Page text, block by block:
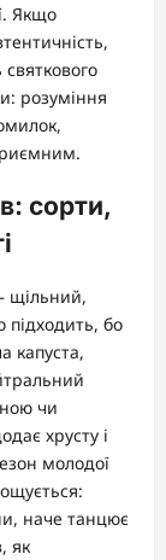
Якщо
розуміння
сорти,
щільний,
підходить, бо
капуста,
чи
хрусту і
молодої
наче танцює
як